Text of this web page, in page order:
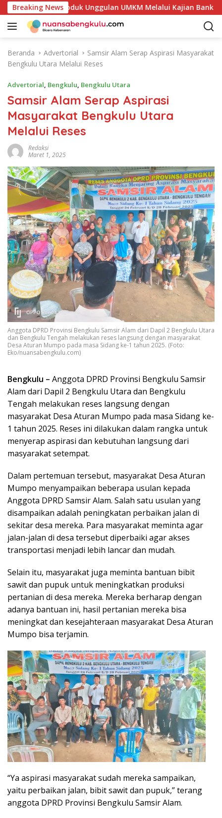
a
Breaking News
Potensi Produk Unggulan UMKM Melalui Kajian Bank
Beranda Advertorial
Samsir Alam Serap Aspirasi Masyarakat
Bengkulu Utara Melalui Reses
Advertorial, Bengkulu, Bengkulu Utara
Samsir Alam Serap Aspirasi
Masyarakat Bengkulu Utara
Melalui Reses
Redaksi
Maret 1, 2025
Anggota DPRD Provinsi Bengkulu Samsir Alam dari Dapil 2 Bengkulu Utara
dan Bengkulu Tengah melakukan reses langsung dengan masyarakat
Desa Aturan Mumpo pada masa Sidang ke-1 tahun 2025. (Foto:
Eko/nuansabengkulu.com)
Bengkulu – Anggota DPRD Provinsi Bengkulu Samsir
Alam dari Dapil 2 Bengkulu Utara dan Bengkulu
Tengah melakukan reses langsung dengan
masyarakat Desa Aturan Mumpo pada masa Sidang ke-
1 tahun 2025. Reses ini dilakukan dalam rangka untuk
menyerap aspirasi dan kebutuhan langsung dari
masyarakat setempat.
Dalam pertemuan tersebut, masyarakat Desa Aturan
Mumpo menyampaikan beberapa usulan kepada
Anggota DPRD Samsir Alam. Salah satu usulan yang
disampaikan adalah peningkatan perbaikan jalan di
sekitar desa mereka. Para masyarakat meminta agar
jalan-jalan di desa tersebut diperbaiki agar akses
transportasi menjadi lebih lancar dan mudah.
Selain itu, masyarakat juga meminta bantuan bibit
sawit dan pupuk untuk meningkatkan produksi
pertanian di desa mereka. Mereka berharap dengan
adanya bantuan ini, hasil pertanian mereka bisa
meningkat dan kesejahteraan masyarakat Desa Aturan
Mumpo bisa terjamin.
“Ya aspirasi masyarakat sudah mereka sampaikan,
yaitu perbaikan jalan, bibit sawit dan pupuk,” terang
anggota DPRD Provinsi Bengkulu Samsir Alam.